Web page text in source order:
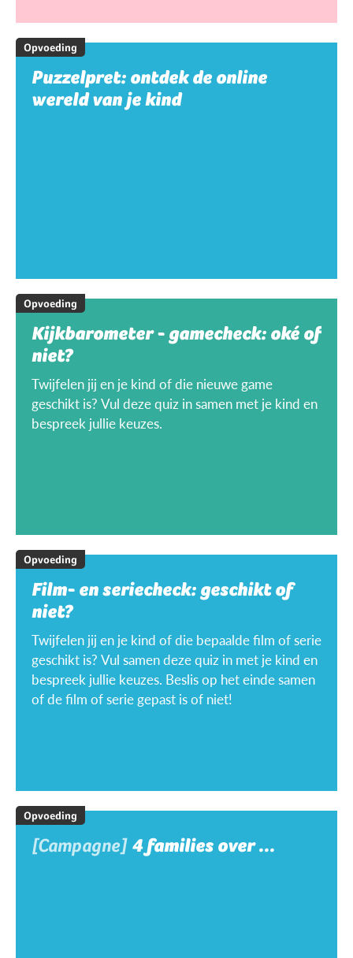
Opvoeding
Puzzelpret: ontdek de online
wereld van je kind
Opvoeding
Kijkbarometer - gamecheck: oké of
niet?
Twijfelen jij en je kind of die nieuwe game
geschikt is? Vul deze quiz in samen met je kind en
bespreek jullie keuzes.
Opvoeding
Film- en seriecheck: geschikt of
niet?
Twijfelen jij en je kind of die bepaalde film of serie
geschikt is? Vul samen deze quiz in met je kind en
bespreek jullie keuzes. Beslis op het einde samen
of de film of serie gepast is of niet!
Opvoeding
[Campagne] 4 families over ...